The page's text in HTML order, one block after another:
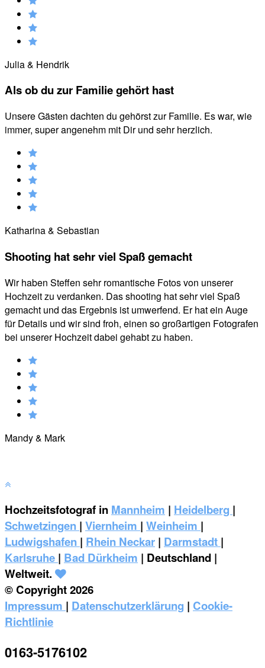
Julia & Hendrik
Als ob du zur Familie gehört hast
Unsere Gästen dachten du gehörst zur Familie. Es war, wie
immer, super angenehm mit Dir und sehr herzlich.
Katharina & Sebastian
Shooting hat sehr viel Spaß gemacht
Wir haben Steffen sehr romantische Fotos von unserer
Hochzeit zu verdanken. Das shooting hat sehr viel Spaß
gemacht und das Ergebnis ist umwerfend. Er hat ein Auge
für Details und wir sind froh, einen so großartigen Fotografen
bei unserer Hochzeit dabei gehabt zu haben.
Mandy & Mark
Hochzeitsfotograf in Mannheim | Heidelberg |
Schwetzingen | Viernheim | Weinheim |
‎Ludwigshafen | Rhein Neckar | Darmstadt |
Karlsruhe | Bad Dürkheim | Deutschland |
Weltweit.
© Copyright 2026
Impressum | Datenschutzerklärung | Cookie-
Richtlinie
0163-5176102